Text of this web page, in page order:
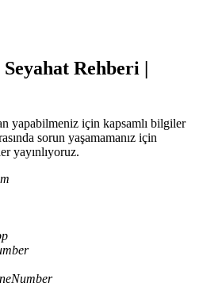
Rehberi |
yapabilmeniz için kapsamlı bilgiler
sorun yaşamamanız için
yayınlıyoruz.